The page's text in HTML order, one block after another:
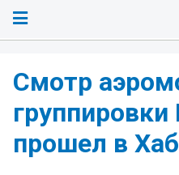
Смотр
прошел в